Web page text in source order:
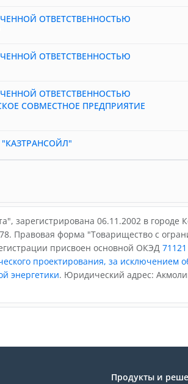
ОТВЕТСТВЕННОСТЬЮ
ОТВЕТСТВЕННОСТЬЮ
ОТВЕТСТВЕННОСТЬЮ
СОВМЕСТНОЕ ПРЕДПРИЯТИЕ
зарегистрирована 06.11.2002 в городе
Правовая форма "Товарищество с
присвоен основной ОКЭД
проектирования, за исключением
энергетики. Юридический адрес:
Продукты и